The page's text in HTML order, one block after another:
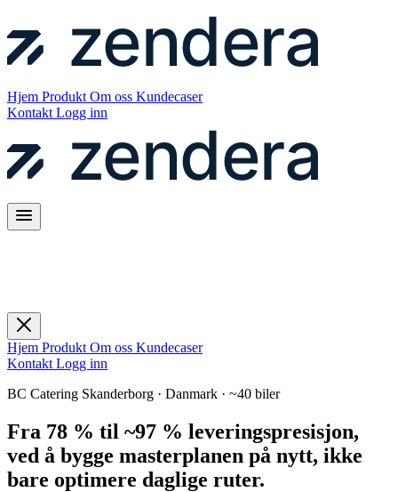
Hjem Produkt Om oss Kundecaser
Kontakt Logg inn
Hjem Produkt Om oss Kundecaser
Kontakt Logg inn
BC Catering Skanderborg · Danmark · ~40 biler
Fra 78 % til ~97 % leveringspresisjon,
ved å bygge masterplanen på nytt, ikke
bare optimere daglige ruter.